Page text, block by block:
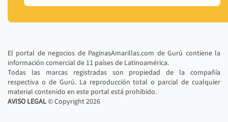
El portal de negocios de PaginasAmarillas.com de Gurú contiene la
información comercial de 11 países de Latinoamérica.
Todas las marcas registradas son propiedad de la compañía
respectiva o de Gurú. La reproducción total o parcial de cualquier
material contenido en este portal está prohibido.
AVISO LEGAL© Copyright2026